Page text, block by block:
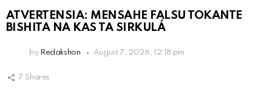
ATVERTENSIA: MENSAHE FALSU TOKANTE
BISHITA NA KAS TA SIRKULÁ
by Redakshon August 7, 2026, 12:18 pm
7 Shares